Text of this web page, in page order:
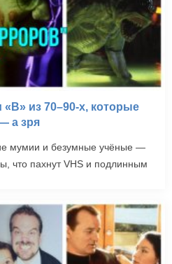
«B» из 70–90-х, которые
а зря
мумии и безумные учёные —
что пахнут VHS и подлинным